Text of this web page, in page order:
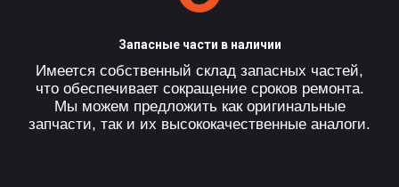
Запасные части в наличии
Имеется собственный склад запасных частей,
что обеспечивает сокращение сроков ремонта.
Мы можем предложить как оригинальные
запчасти, так и их высококачественные аналоги.